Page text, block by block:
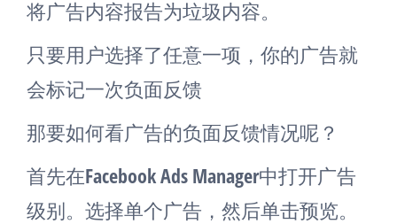
将广告内容报告为垃圾内容。
只要用户选择了任意一项，你的广告就
会标记一次负面反馈
那要如何看广告的负面反馈情况呢？
首先在Facebook Ads Manager中打开广告
级别。选择单个广告，然后单击预览。